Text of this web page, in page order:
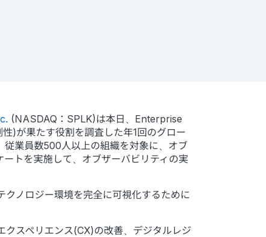
(NASDAQ：SPLK)は本日、Enterprise
)が果たす役割を調査した年1回のグロー
業員数500人以上の組織を対象に、オブ
トを実施して、オブザーバビリティの実
ノロジー環境を完全に可視化するために
スペリエンス(CX)の改善、デジタルレジ